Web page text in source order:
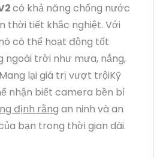
có khả năng chống nước
thời tiết khắc nghiệt. Với
có thể hoạt động tốt
trời như mưa, nắng,
lại giá trị vượt trộiKỹ
nhận biết camera bền bỉ
định rằng an ninh và an
bạn trong thời gian dài.